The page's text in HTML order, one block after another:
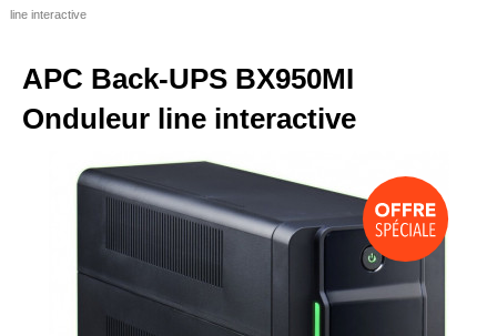
line interactive
APC Back-UPS BX950MI
Onduleur line interactive